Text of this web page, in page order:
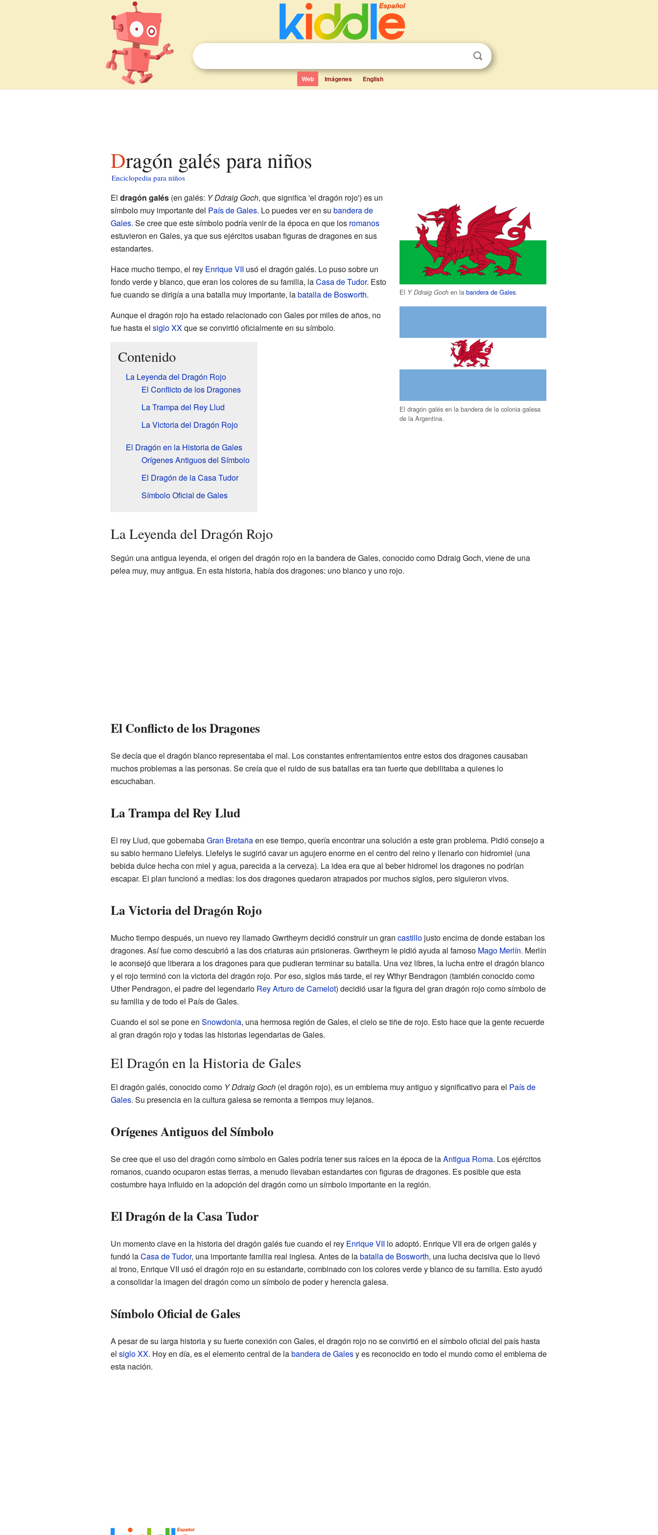
Web Imágenes English
Dragón galés para niños
Enciclopedia para niños
El Y Ddraig Goch en labandera de Gales.
El dragón galés en la bandera de la colonia galesa
de la Argentina.
El dragón galés(en galés: Y Ddraig Goch, que significa 'el dragón rojo') es un
símbolo muy importante del País de Gales. Lo puedes ver en su bandera de
Gales. Se cree que este símbolo podría venir de la época en que los romanos
estuvieron en Gales, ya que sus ejércitos usaban figuras de dragones en sus
estandartes.
Hace mucho tiempo, el rey Enrique VII usó el dragón galés. Lo puso sobre un
fondo verde y blanco, que eran los colores de su familia, laCasa de Tudor. Esto
fue cuando se dirigía a una batalla muy importante, labatalla de Bosworth.
Aunque el dragón rojo ha estado relacionado con Gales por miles de años, no
fue hasta el siglo XXque se convirtió oficialmente en su símbolo.
Contenido
La Leyenda del Dragón Rojo
El Conflicto de los Dragones
La Trampa del Rey Llud
La Victoria del Dragón Rojo
El Dragón en la Historia de Gales
Orígenes Antiguos del Símbolo
El Dragón de la Casa Tudor
Símbolo Oficial de Gales
La Leyenda del Dragón Rojo
Según una antigua leyenda, el origen del dragón rojo en la bandera de Gales, conocido como Ddraig Goch, viene de una
pelea muy, muy antigua. En esta historia, había dos dragones: uno blanco y uno rojo.
El Conflicto de los Dragones
Se decía que el dragón blanco representaba el mal. Los constantes enfrentamientos entre estos dos dragones causaban
muchos problemas a las personas. Se creía que el ruido de sus batallas era tan fuerte que debilitaba a quienes lo
escuchaban.
La Trampa del Rey Llud
El rey Llud, que gobernabaGran Bretañaen ese tiempo, quería encontrar una solución a este gran problema. Pidió consejo a
su sabio hermano Llefelys. Llefelys le sugirió cavar un agujero enorme en el centro del reino y llenarlo con hidromiel (una
bebida dulce hecha con miel y agua, parecida a la cerveza). La idea era que al beber hidromel los dragones no podrían
escapar. El plan funcionó a medias: los dos dragones quedaron atrapados por muchos siglos, pero siguieron vivos.
La Victoria del Dragón Rojo
Mucho tiempo después, un nuevo rey llamado Gwrtheyrn decidió construir un gran castillojusto encima de donde estaban los
dragones. Así fue como descubrió a las dos criaturas aún prisioneras. Gwrtheyrn le pidió ayuda al famoso Mago Merlín. Merlín
le aconsejó que liberara a los dragones para que pudieran terminar su batalla. Una vez libres, la lucha entre el dragón blanco
y el rojo terminó con la victoria del dragón rojo. Por eso, siglos más tarde, el rey Wthyr Bendragon (también conocido como
Uther Pendragon, el padre del legendario Rey Arturo de Camelot) decidió usar la figura del gran dragón rojo como símbolo de
su familia y de todo el País de Gales.
Cuando el sol se pone en Snowdonia, una hermosa región de Gales, el cielo se tiñe de rojo. Esto hace que la gente recuerde
al gran dragón rojo y todas las historias legendarias de Gales.
El Dragón en la Historia de Gales
El dragón galés, conocido como Y Ddraig Goch(el dragón rojo), es un emblema muy antiguo y significativo para el País de
Gales. Su presencia en la cultura galesa se remonta a tiempos muy lejanos.
Orígenes Antiguos del Símbolo
Se cree que el uso del dragón como símbolo en Gales podría tener sus raíces en la época de laAntigua Roma. Los ejércitos
romanos, cuando ocuparon estas tierras, a menudo llevaban estandartes con figuras de dragones. Es posible que esta
costumbre haya influido en la adopción del dragón como un símbolo importante en la región.
El Dragón de la Casa Tudor
Un momento clave en la historia del dragón galés fue cuando el rey Enrique VII lo adoptó. Enrique VII era de origen galés y
fundó laCasa de Tudor, una importante familia real inglesa. Antes de labatalla de Bosworth, una lucha decisiva que lo llevó
al trono, Enrique VII usó el dragón rojo en su estandarte, combinado con los colores verde y blanco de su familia. Esto ayudó
a consolidar la imagen del dragón como un símbolo de poder y herencia galesa.
Símbolo Oficial de Gales
A pesar de su larga historia y su fuerte conexión con Gales, el dragón rojo no se convirtió en el símbolo oficial del país hasta
el siglo XX. Hoy en día, es el elemento central de labandera de Galesy es reconocido en todo el mundo como el emblema de
esta nación.